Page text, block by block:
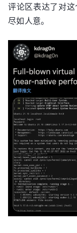
评论区表达了对
尽如人意。